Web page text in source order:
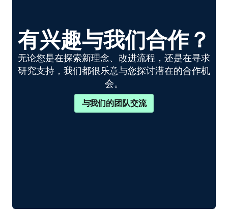
有兴趣与我们合作？
无论您是在探索新理念、改进流程，还是在寻求
研究支持，我们都很乐意与您探讨潜在的合作机
会。
与我们的团队交流